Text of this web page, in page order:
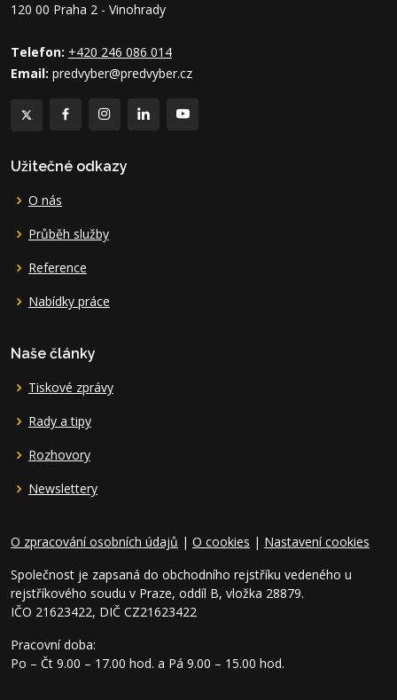
120 00 Praha 2 - Vinohrady
Telefon: +420 246 086 014
Email: predvyber@predvyber.cz
Užitečné odkazy
O nás
Průběh služby
Reference
Nabídky práce
Naše články
Tiskové zprávy
Rady a tipy
Rozhovory
Newslettery
O zpracování osobních údajů | O cookies | Nastavení cookies
Společnost je zapsaná do obchodního rejstříku vedeného u
rejstříkového soudu v Praze, oddíl B, vložka 28879.
IČO 21623422, DIČ CZ21623422
Pracovní doba:
Po – Čt 9.00 – 17.00 hod. a Pá 9.00 – 15.00 hod.